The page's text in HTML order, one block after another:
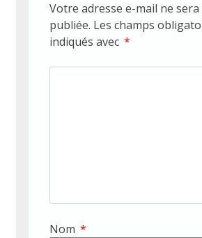
Votre adresse e-mail ne sera
publiée. Les champs
indiqués avec *
Nom *